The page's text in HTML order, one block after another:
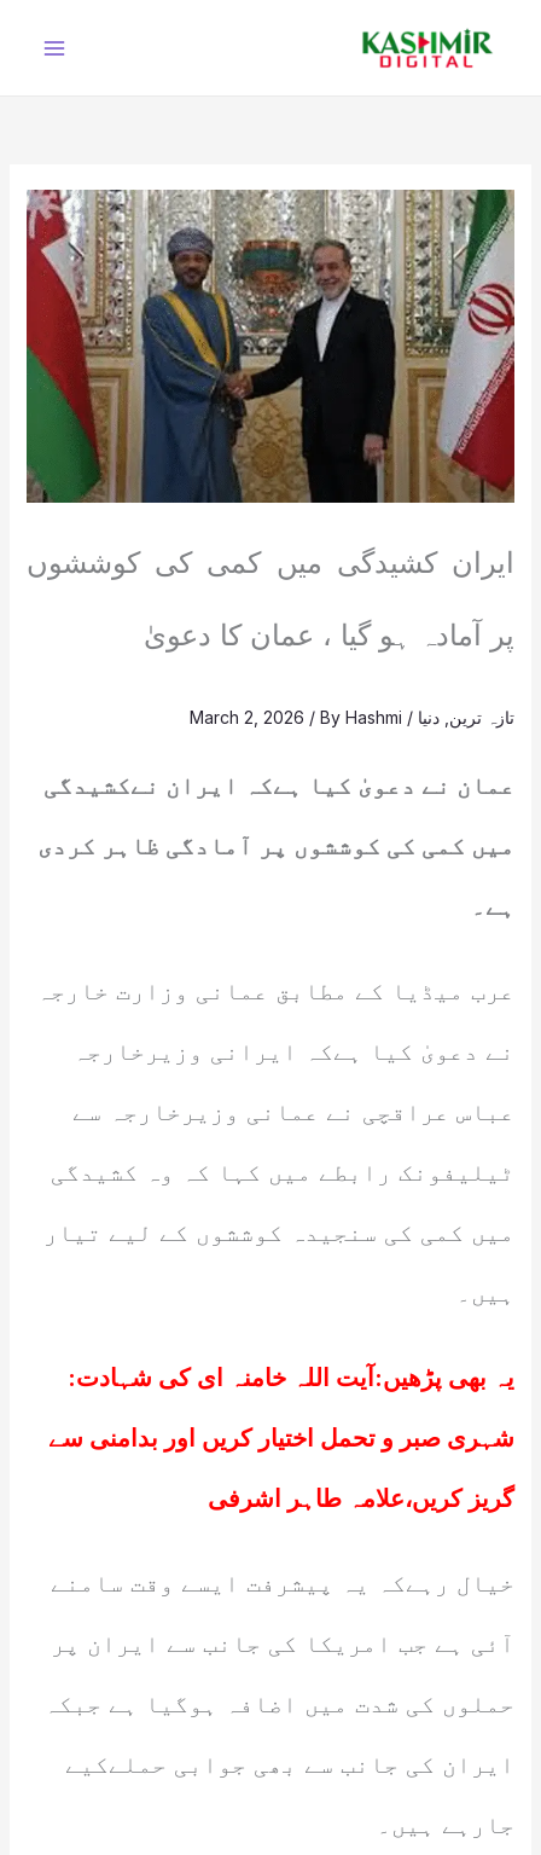
ایران کشیدگی میں کمی کی کوششوں
پر آمادہ ہو گیا ، عمان کا دعویٰ
تازہ ترین دنیا /
March 2, 2026 / ByHashmi
عمان نے دعویٰ کیا ہےکہ ایران نےکشیدگی
میں کمی کی کوششوں پر آمادگی ظاہر کردی
ہے۔
عرب میڈیا کے مطابق عمانی وزارت خارجہ
نے دعویٰ کیا ہےکہ ایرانی وزیرخارجہ
عباس عراقچی نے عمانی وزیرخارجہ سے
ٹیلیفونک رابطے میں کہا کہ وہ کشیدگی
میں کمی کی سنجیدہ کوششوں کے لیے تیار
ہیں۔
یہ بھی پڑھیں: آیت اللہ خامنہ ای کی شہادت:
شہری صبر و تحمل اختیار کریں اور بدامنی سے
گریز کریں،علامہ طاہر اشرفی
خیال رہےکہ یہ پیشرفت ایسے وقت سامنے
آئی ہے جب امریکا کی جانب سے ایران پر
حملوں کی شدت میں اضافہ ہوگیا ہے جبکہ
ایران کی جانب سے بھی جوابی حملےکیے
جارہے ہیں۔